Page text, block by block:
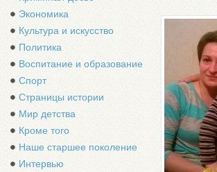
Экономика
Культура и искусство
Политика
Воспитание и образование
Спорт
Страницы истории
Мир детства
Кроме того
Наше старшее поколение
Интервью